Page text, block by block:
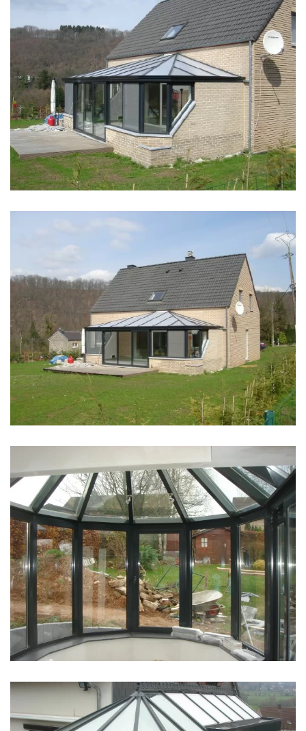
klik voor slideshow
klik voor slideshow
klik voor slideshow